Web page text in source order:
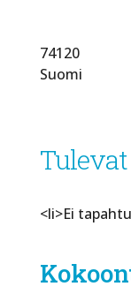
74120
Suomi
<li>Ei